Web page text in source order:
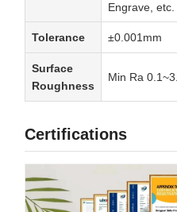
Engrave, etc.
Tolerance ±0.001mm
Surface
Roughness
Min Ra
Certifications